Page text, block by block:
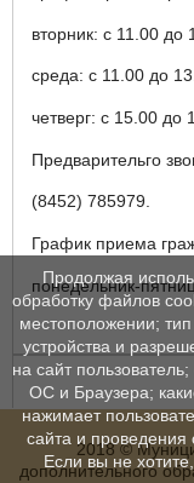
вторник: с 11.00 до
среда: с 11.00 до
четверг: с 15.00 до
Предварительго
(8452) 785979.
График приема
понедельник-
2018 ©
дополнительного
Продолжая
обработку файлов
местоположении;
устройства и
на сайт
ОС и Браузера;
нажимает
сайта и проведения
Если вы не